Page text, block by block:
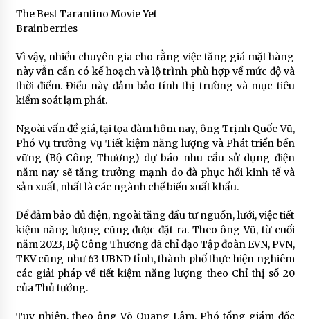
The Best Tarantino Movie Yet
Brainberries
Vì vậy, nhiều chuyên gia cho rằng việc tăng giá mặt hàng
này vẫn cần có kế hoạch và lộ trình phù hợp về mức độ và
thời điểm. Điều này đảm bảo tính thị trường và mục tiêu
kiểm soát lạm phát.
Ngoài vấn đề giá, tại tọa đàm hôm nay, ông Trịnh Quốc Vũ,
Phó Vụ trưởng Vụ Tiết kiệm năng lượng và Phát triển bền
vững (Bộ Công Thương) dự báo nhu cầu sử dụng điện
năm nay sẽ tăng trưởng mạnh do đà phục hồi kinh tế và
sản xuất, nhất là các ngành chế biến xuất khẩu.
Để đảm bảo đủ điện, ngoài tăng đầu tư nguồn, lưới, việc tiết
kiệm năng lượng cũng được đặt ra. Theo ông Vũ, từ cuối
năm 2023, Bộ Công Thương đã chỉ đạo Tập đoàn EVN, PVN,
TKV cũng như 63 UBND tỉnh, thành phố thực hiện nghiêm
các giải pháp về tiết kiệm năng lượng theo Chỉ thị số 20
của Thủ tướng.
Tuy nhiên, theo ông Võ Quang Lâm, Phó tổng giám đốc